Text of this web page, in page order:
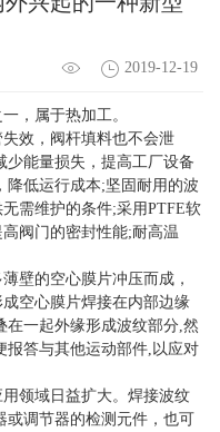
2019-12-19
，属于热加工。
效，阀杆填料也不会泄
少能量损失，提高工厂设备
降低运行成本;坚固耐用的波
需维护的条件;采用PTFE软
阀门的密封性能;耐高温
壁的空心膜片冲压而成，
空心膜片焊接在内部边缘
在一起外缘形成波纹部分,然
报答与其他运动部件,以应对
领域日益扩大。焊接波纹
或调节器的检测元件，也可